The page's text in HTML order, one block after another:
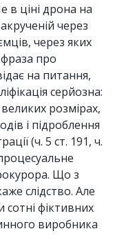
в ціні дрона на
через
через яких
про
на питання,
серйозна:
розмірах,
і підроблення
(ч. 5 ст. 191, ч.
Що з
слідство. Але
сотні фіктивних
виробника